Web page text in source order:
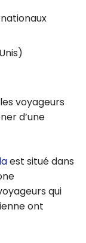
voyageurs
d’une
est situé dans
qui
ont